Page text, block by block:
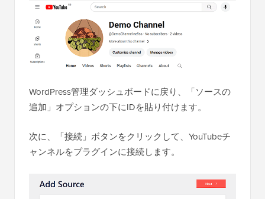
WordPress管理ダッシュボードに戻り、「ソースの
追加」オプションの下にIDを貼り付けます。
次に、「接続」ボタンをクリックして、YouTubeチ
ャンネルをプラグインに接続します。